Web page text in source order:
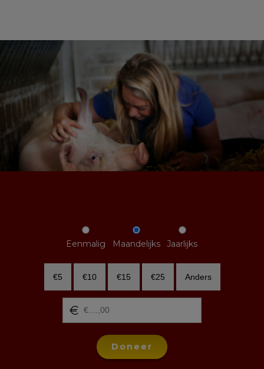
Eenmalig Maandelijks Jaarlijks
€5 €10 €15 €25 Anders
Doneer